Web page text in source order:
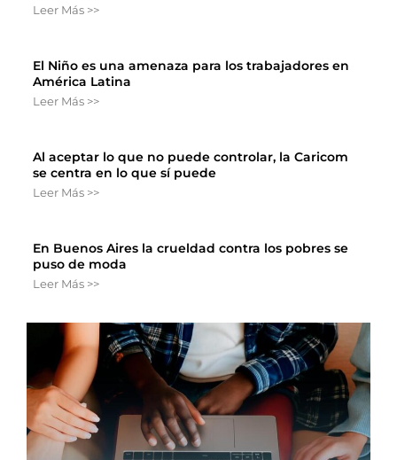
Leer Más >>
El Niño es una amenaza para los trabajadores en
América Latina
Leer Más >>
Al aceptar lo que no puede controlar, la Caricom
se centra en lo que sí puede
Leer Más >>
En Buenos Aires la crueldad contra los pobres se
puso de moda
Leer Más >>